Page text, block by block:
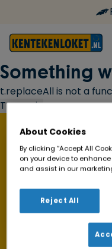
Something
t.replaceAll is not a
Try again
Vind een
Toon alleen
About Cookies
By clicking “Accept All
on your device to
and assist in our
Reject All